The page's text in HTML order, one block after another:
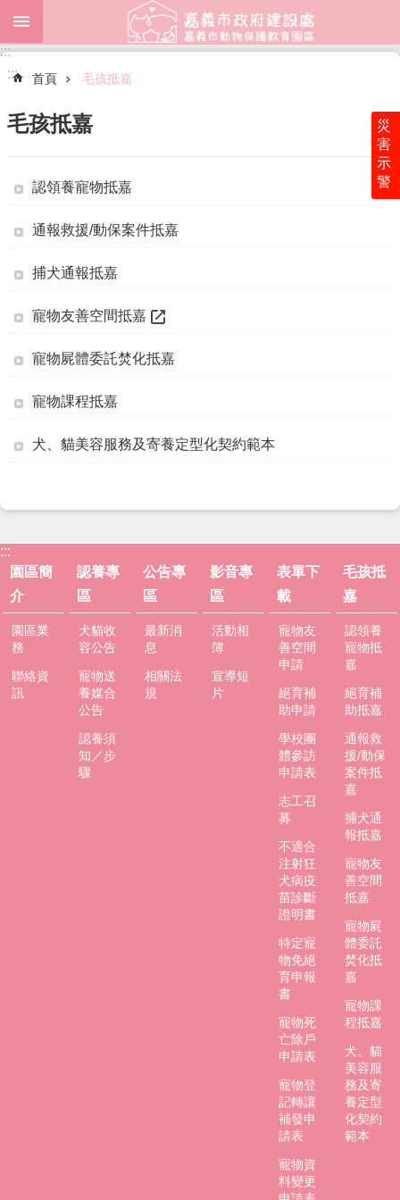
跳到主要內容區塊
進
階
園
簡
認
專
公
專
區
單
下
載
毛
孩
抵
嘉
災
害
示
警
:::
:::
首頁 毛孩抵嘉
毛孩抵嘉
認領養寵物抵嘉
通報救援/動保案件抵嘉
捕犬通報抵嘉
寵物友善空間抵嘉
寵物屍體委託焚化抵嘉
寵物課程抵嘉
犬、貓美容服務及寄養定型化契約範本
:::
園區簡
介
園區業
務
聯絡資
訊
認養專
區
犬貓收
容公告
寵物送
養媒合
公告
認養須
知／步
驟
公告專
區
最新消
息
相關法
規
影音專
區
活動相
簿
宣導短
片
表單下
載
寵物友
善空間
申請
絕育補
助申請
學校團
體參訪
申請表
志工召
募
不適合
注射狂
犬病疫
苗診斷
證明書
特定寵
物免絕
育申報
書
寵物死
亡除戶
申請表
寵物登
記轉讓
補發申
請表
寵物資
料變更
毛孩抵
嘉
認領養
寵物抵
嘉
絕育補
助抵嘉
通報救
援/動保
案件抵
嘉
捕犬通
報抵嘉
寵物友
善空間
抵嘉
寵物屍
體委託
焚化抵
嘉
寵物課
程抵嘉
犬、貓
美容服
務及寄
養定型
化契約
範本